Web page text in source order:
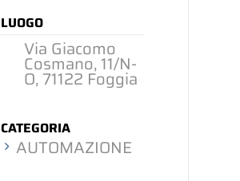
LUOGO
Via Giacomo
Cosmano, 11/N-
O, 71122 Foggia
CATEGORIA
AUTOMAZIONE